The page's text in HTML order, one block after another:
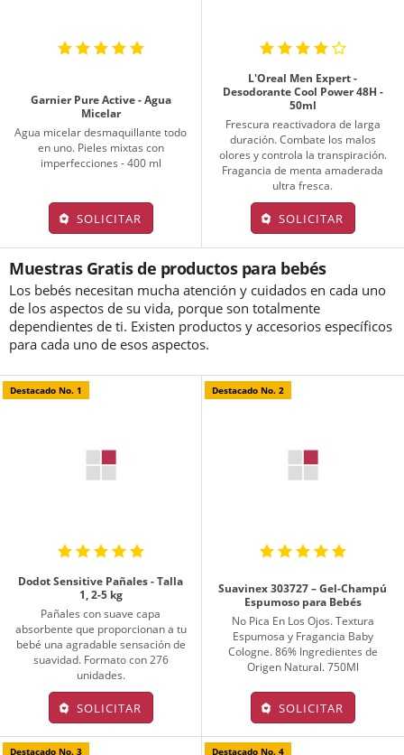
Garnier Pure Active - Agua
Micelar
Agua micelar desmaquillante todo
en uno. Pieles mixtas con
imperfecciones - 400 ml
SOLICITAR
L'Oreal Men Expert -
Desodorante Cool Power 48H -
50ml
Frescura reactivadora de larga
duración. Combate los malos
olores y controla la transpiración.
Fragancia de menta amaderada
ultra fresca.
SOLICITAR
Muestras Gratis de productos para bebés
Los bebés necesitan mucha atención y cuidados en cada uno
de los aspectos de su vida, porque son totalmente
dependientes de ti. Existen productos y accesorios específicos
para cada uno de esos aspectos.
Destacado No. 1
Dodot Sensitive Pañales - Talla
1, 2-5 kg
Pañales con suave capa
absorbente que proporcionan a tu
bebé una agradable sensación de
suavidad. Formato con 276
unidades.
SOLICITAR
Destacado No. 2
Suavinex 303727 – Gel-Champú
Espumoso para Bebés
No Pica En Los Ojos. Textura
Espumosa y Fragancia Baby
Cologne. 86% Ingredientes de
Origen Natural. 750Ml
SOLICITAR
Destacado No. 3 Destacado No. 4